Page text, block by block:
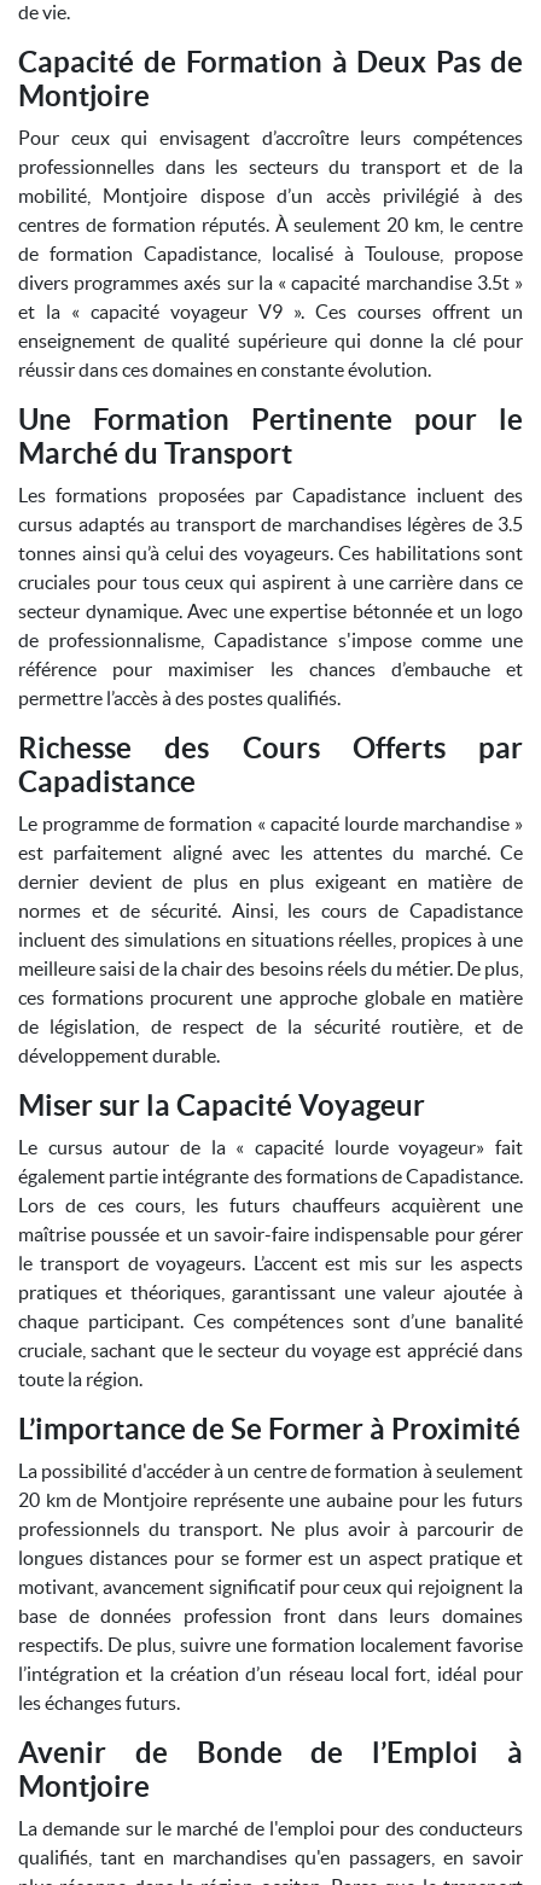
de vie.
Capacité de Formation à Deux Pas de
Montjoire
Pour ceux qui envisagent d’accroître leurs compétences
professionnelles dans les secteurs du transport et de la
mobilité, Montjoire dispose d’un accès privilégié à des
centres de formation réputés. À seulement 20 km, le centre
de formation Capadistance, localisé à Toulouse, propose
divers programmes axés sur la « capacité marchandise 3.5t »
et la « capacité voyageur V9 ». Ces courses offrent un
enseignement de qualité supérieure qui donne la clé pour
réussir dans ces domaines en constante évolution.
Une Formation Pertinente pour le
Marché du Transport
Les formations proposées par Capadistance incluent des
cursus adaptés au transport de marchandises légères de 3.5
tonnes ainsi qu’à celui des voyageurs. Ces habilitations sont
cruciales pour tous ceux qui aspirent à une carrière dans ce
secteur dynamique. Avec une expertise bétonnée et un logo
de professionnalisme, Capadistance s'impose comme une
référence pour maximiser les chances d’embauche et
permettre l’accès à des postes qualifiés.
Richesse des Cours Offerts par
Capadistance
Le programme de formation « capacité lourde marchandise »
est parfaitement aligné avec les attentes du marché. Ce
dernier devient de plus en plus exigeant en matière de
normes et de sécurité. Ainsi, les cours de Capadistance
incluent des simulations en situations réelles, propices à une
meilleure saisi de la chair des besoins réels du métier. De plus,
ces formations procurent une approche globale en matière
de législation, de respect de la sécurité routière, et de
développement durable.
Miser sur la Capacité Voyageur
Le cursus autour de la « capacité lourde voyageur» fait
également partie intégrante des formations de Capadistance.
Lors de ces cours, les futurs chauffeurs acquièrent une
maîtrise poussée et un savoir-faire indispensable pour gérer
le transport de voyageurs. L’accent est mis sur les aspects
pratiques et théoriques, garantissant une valeur ajoutée à
chaque participant. Ces compétences sont d’une banalité
cruciale, sachant que le secteur du voyage est apprécié dans
toute la région.
L’importance de Se Former à Proximité
La possibilité d'accéder à un centre de formation à seulement
20 km de Montjoire représente une aubaine pour les futurs
professionnels du transport. Ne plus avoir à parcourir de
longues distances pour se former est un aspect pratique et
motivant, avancement significatif pour ceux qui rejoignent la
base de données profession front dans leurs domaines
respectifs. De plus, suivre une formation localement favorise
l’intégration et la création d’un réseau local fort, idéal pour
les échanges futurs.
Avenir de Bonde de l’Emploi à
Montjoire
La demande sur le marché de l'emploi pour des conducteurs
qualifiés, tant en marchandises qu'en passagers, en savoir